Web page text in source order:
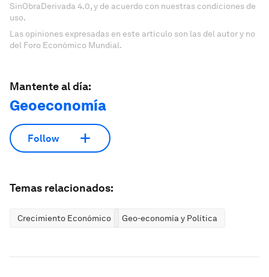
SinObraDerivada 4.0, y de acuerdo con nuestras condiciones de
uso.
Las opiniones expresadas en este artículo son las del autor y no
del Foro Económico Mundial.
Mantente al día:
Geoeconomía
Follow
Temas relacionados:
Crecimiento Económico Geo-economía y Política